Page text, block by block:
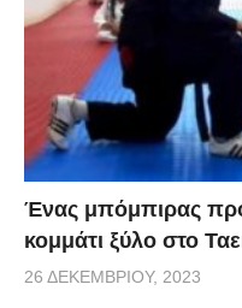
Ένας μπόμπιρας
κομμάτι ξύλο στο
26 ΔΕΚΕΜΒΡΊΟΥ, 2023